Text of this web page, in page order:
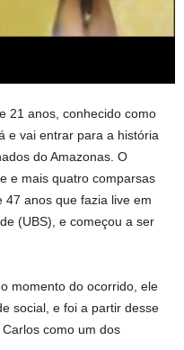
21 anos, conhecido como
e vai entrar para a história
do Amazonas. O
e mais quatro comparsas
anos que fazia live em
(UBS), e começou a ser
momento do ocorrido, ele
social, e foi a partir desse
como um dos